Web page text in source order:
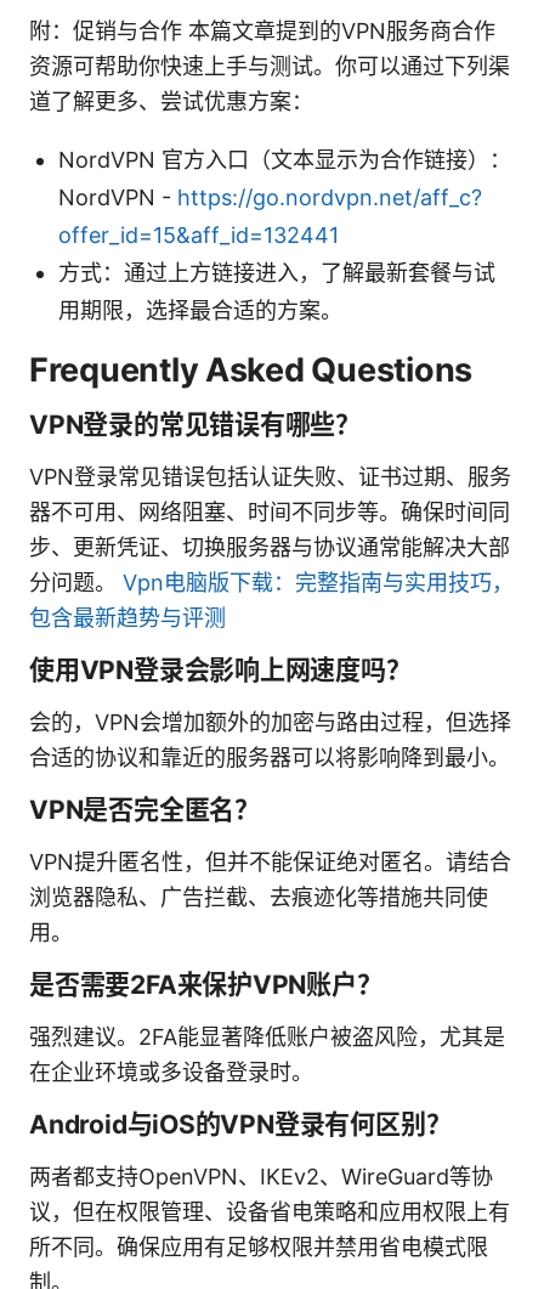
附：促销与合作 本篇文章提到的VPN服务商合作
资源可帮助你快速上手与测试。你可以通过下列渠
道了解更多、尝试优惠方案：
NordVPN 官方入口（文本显示为合作链接）：
NordVPN - https://go.nordvpn.net/aff_c?
offer_id=15&aff_id=132441
方式：通过上方链接进入，了解最新套餐与试
用期限，选择最合适的方案。
Frequently Asked Questions
VPN登录的常见错误有哪些？
VPN登录常见错误包括认证失败、证书过期、服务
器不可用、网络阻塞、时间不同步等。确保时间同
步、更新凭证、切换服务器与协议通常能解决大部
分问题。 Vpn电脑版下载：完整指南与实用技巧，
包含最新趋势与评测
使用VPN登录会影响上网速度吗？
会的，VPN会增加额外的加密与路由过程，但选择
合适的协议和靠近的服务器可以将影响降到最小。
VPN是否完全匿名？
VPN提升匿名性，但并不能保证绝对匿名。请结合
浏览器隐私、广告拦截、去痕迹化等措施共同使
用。
是否需要2FA来保护VPN账户？
强烈建议。2FA能显著降低账户被盗风险，尤其是
在企业环境或多设备登录时。
Android与iOS的VPN登录有何区别？
两者都支持OpenVPN、IKEv2、WireGuard等协
议，但在权限管理、设备省电策略和应用权限上有
所不同。确保应用有足够权限并禁用省电模式限
制。